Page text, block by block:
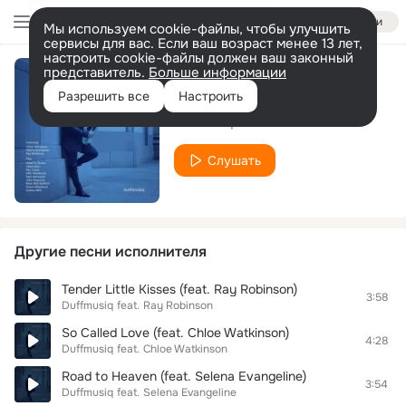
Войти
Мы используем cookie-файлы, чтобы улучшить
сервисы для вас. Если ваш возраст менее 13 лет,
настроить cookie-файлы должен ваш законный
представитель. Больше информации
Разрешить все Настроить
Urban Love
Слушать
Другие песни исполнителя
Tender Little Kisses (feat. Ray Robinson)
Duffmusiq feat. Ray Robinson
3:58
So Called Love (feat. Chloe Watkinson)
Duffmusiq feat. Chloe Watkinson
4:28
Road to Heaven (feat. Selena Evangeline)
Duffmusiq feat. Selena Evangeline
3:54